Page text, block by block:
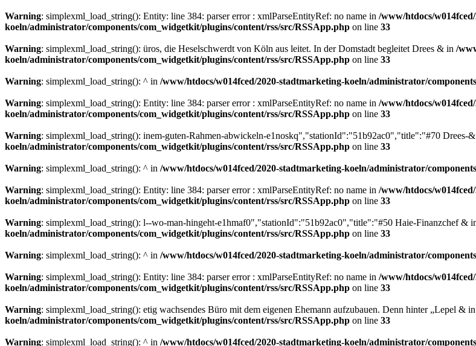
Warning: simplexml_load_string(): Entity: line 384: parser error : xmlParseEntityRef: no name in /www/htdocs/
koeln/administrator/components/com_widgetkit/plugins/content/rss/src/RSSApp.php on line 33
Warning: simplexml_load_string(): üros, die Heselschwerdt von Köln aus leitet. In der Domstadt begleitet Drees & in /
koeln/administrator/components/com_widgetkit/plugins/content/rss/src/RSSApp.php on line 33
Warning: simplexml_load_string(): ^ in /www/htdocs/w014fced/2020-stadtmarketing-koeln/administrator/
Warning: simplexml_load_string(): Entity: line 384: parser error : xmlParseEntityRef: no name in /www/htdocs/
koeln/administrator/components/com_widgetkit/plugins/content/rss/src/RSSApp.php on line 33
Warning: simplexml_load_string(): inem-guten-Rahmen-abwickeln-e1noskq","stationId":"51b92ac0","title":"#70 Drees-
koeln/administrator/components/com_widgetkit/plugins/content/rss/src/RSSApp.php on line 33
Warning: simplexml_load_string(): ^ in /www/htdocs/w014fced/2020-stadtmarketing-koeln/administrator/
Warning: simplexml_load_string(): Entity: line 384: parser error : xmlParseEntityRef: no name in /www/htdocs/
koeln/administrator/components/com_widgetkit/plugins/content/rss/src/RSSApp.php on line 33
Warning: simplexml_load_string(): l--wo-man-hingeht-e1hmaf0","stationId":"51b92ac0","title":"#50 Haie-Finanzchef &
koeln/administrator/components/com_widgetkit/plugins/content/rss/src/RSSApp.php on line 33
Warning: simplexml_load_string(): ^ in /www/htdocs/w014fced/2020-stadtmarketing-koeln/administrator/
Warning: simplexml_load_string(): Entity: line 384: parser error : xmlParseEntityRef: no name in /www/htdocs/
koeln/administrator/components/com_widgetkit/plugins/content/rss/src/RSSApp.php on line 33
Warning: simplexml_load_string(): etig wachsendes Büro mit dem eigenen Ehemann aufzubauen. Denn hinter „Lepel & in
koeln/administrator/components/com_widgetkit/plugins/content/rss/src/RSSApp.php on line 33
Warning: simplexml_load_string(): ^ in /www/htdocs/w014fced/2020-stadtmarketing-koeln/administrator/